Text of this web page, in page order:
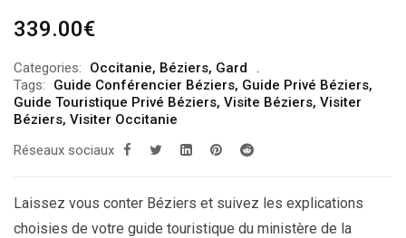
339.00€
Categories: Occitanie, Béziers, Gard
Tags:
Guide Conférencier Béziers, Guide Privé Béziers,
Guide Touristique Privé Béziers, Visite Béziers, Visiter
Béziers, Visiter Occitanie
Réseaux sociaux
Laissez vous conter Béziers et suivez les explications
choisies de votre guide touristique du ministère de la